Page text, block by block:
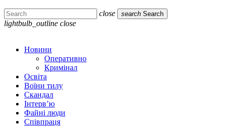
close search Search
lightbulb_outline close
Новини
Оперативно
Кримінал
Освіта
Воїни тилу
Скандал
Інтерв’ю
Файні люди
Співпраця